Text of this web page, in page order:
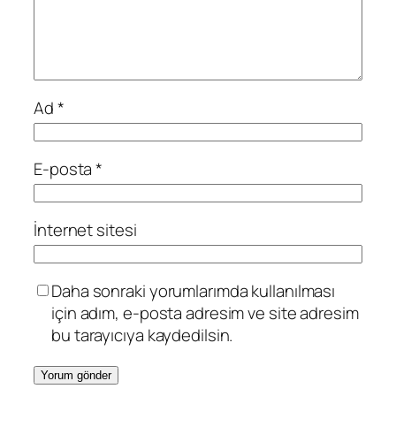
Ad*
E-posta*
İnternet sitesi
Daha sonraki yorumlarımda kullanılması
için adım, e-posta adresim ve site adresim
bu tarayıcıya kaydedilsin.